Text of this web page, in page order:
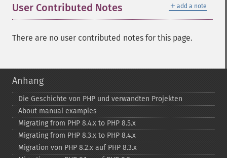
＋ add a note
User Contributed Notes
There are no user contributed notes for this page.
Anhang
Die Geschichte von PHP und verwandten Projekten
About manual examples
Migrating from PHP 8.4.x to PHP 8.5.x
Migrating from PHP 8.3.x to PHP 8.4.x
Migration von PHP 8.2.x auf PHP 8.3.x